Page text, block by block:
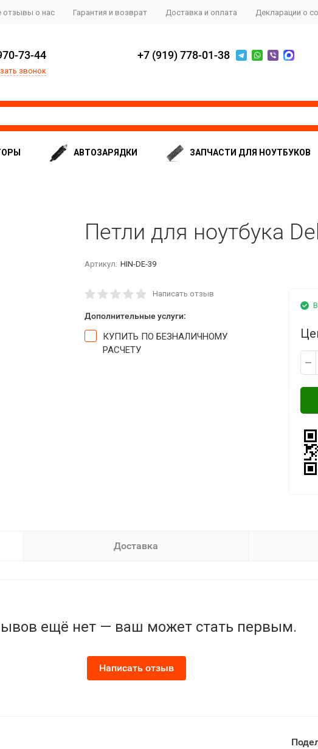
отзывы о нас Гарантия и возврат Доставка и оплата Декларации о
73-44
звонок
+7 (919) 778-01-38
АВТОЗАРЯДКИ ЗАПЧАСТИ ДЛЯ НОУТБУКОВ
Петли для ноутбука
Артикул: HIN-DE-39
Написать отзыв
Дополнительные услуги:
КУПИТЬ ПО БЕЗНАЛИЧНОМУ
РАСЧЕТУ
Доставка
ещё нет — ваш может стать первым.
Написать отзыв